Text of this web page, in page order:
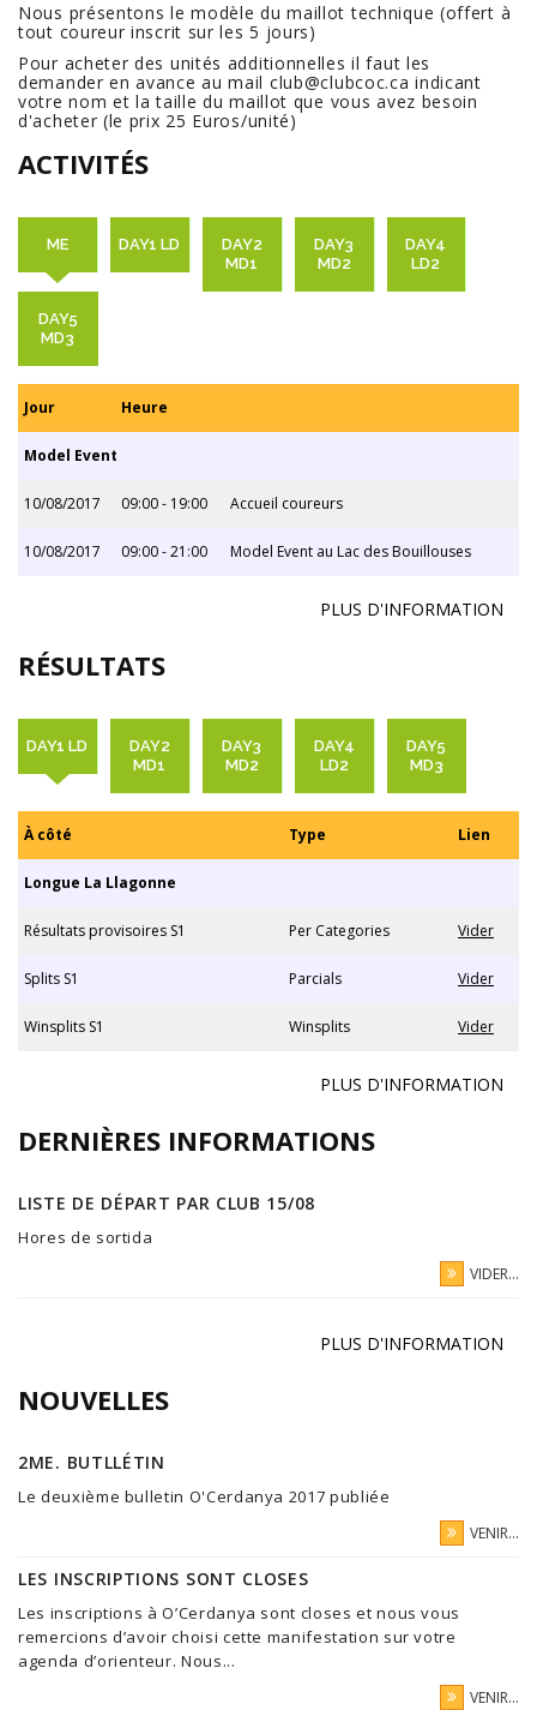
Nous présentons le modèle du maillot technique (offert à
tout coureur inscrit sur les 5 jours)
Pour acheter des unités additionnelles il faut les
demander en avance au mail club@clubcoc.ca indicant
votre nom et la taille du maillot que vous avez besoin
d'acheter (le prix 25 Euros/unité)
ACTIVITÉS
ME DAY1 LD
DAY2
MD1
DAY3
MD2
DAY4
LD2
DAY5
MD3
Jour Heure
Model Event
10/08/2017 09:00 - 19:00 Accueil coureurs
10/08/2017 09:00 - 21:00 Model Event au Lac des Bouillouses
PLUS D'INFORMATION
RÉSULTATS
DAY1 LD
DAY2
MD1
DAY3
MD2
DAY4
LD2
DAY5
MD3
À côté Type Lien
Longue La Llagonne
Résultats provisoires S1 Per Categories Vider
Splits S1 Parcials Vider
Winsplits S1 Winsplits Vider
PLUS D'INFORMATION
DERNIÈRES INFORMATIONS
LISTE DE DÉPART PAR CLUB 15/08
Hores de sortida
VIDER...
PLUS D'INFORMATION
NOUVELLES
2ME. BUTLLÉTIN
Le deuxième bulletin O'Cerdanya 2017 publiée
VENIR...
LES INSCRIPTIONS SONT CLOSES
Les inscriptions à O’Cerdanya sont closes et nous vous
remercions d’avoir choisi cette manifestation sur votre
agenda d’orienteur. Nous...
VENIR...